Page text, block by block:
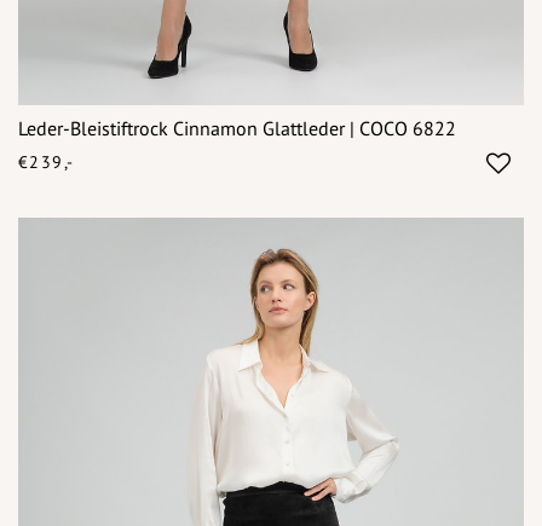
Leder-Bleistiftrock Cinnamon Glattleder | COCO 6822
€239,-